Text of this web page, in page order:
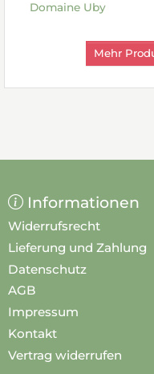
Domaine Uby
Mehr
Informationen
Widerrufsrecht
Lieferung und Zahlung
Datenschutz
AGB
Impressum
Kontakt
Vertrag widerrufen